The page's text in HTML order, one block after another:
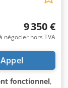
9 350 €
négocier hors TVA
Appel
fonctionnel,